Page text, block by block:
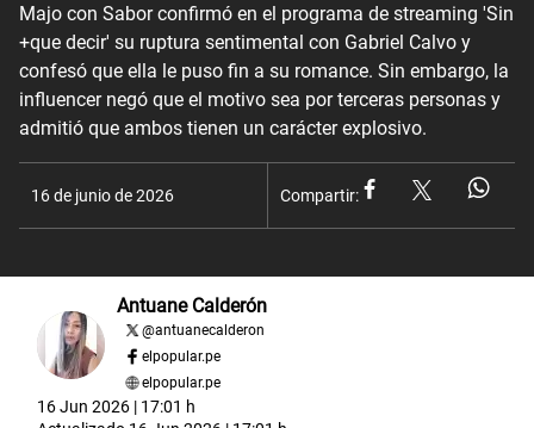
Majo con Sabor confirmó en el programa de streaming 'Sin
+que decir' su ruptura sentimental con Gabriel Calvo y
confesó que ella le puso fin a su romance. Sin embargo, la
influencer negó que el motivo sea por terceras personas y
admitió que ambos tienen un carácter explosivo.
16 de junio de 2026 Compartir:
Antuane Calderón
@antuanecalderon
elpopular.pe
elpopular.pe
16 Jun 2026 | 17:01 h